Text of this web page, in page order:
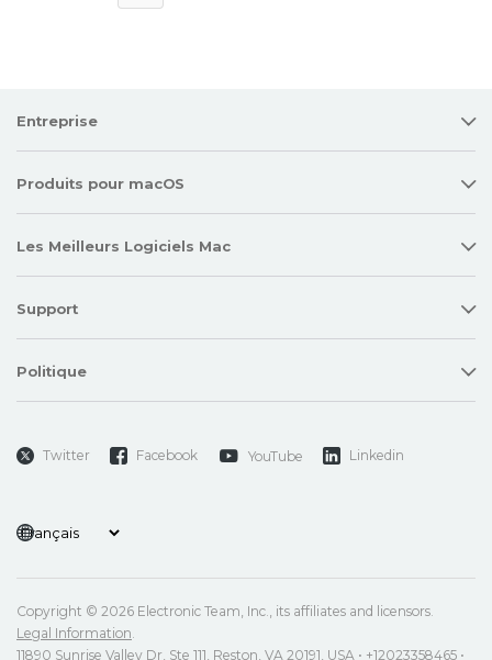
Entreprise
Produits pour macOS
Les Meilleurs Logiciels Mac
Support
Politique
Twitter Facebook YouTube Linkedin
Copyright © 2026 Electronic Team, Inc., its affiliates and licensors.
Legal Information.
11890 Sunrise Valley Dr, Ste 111, Reston, VA 20191, USA • +12023358465 •